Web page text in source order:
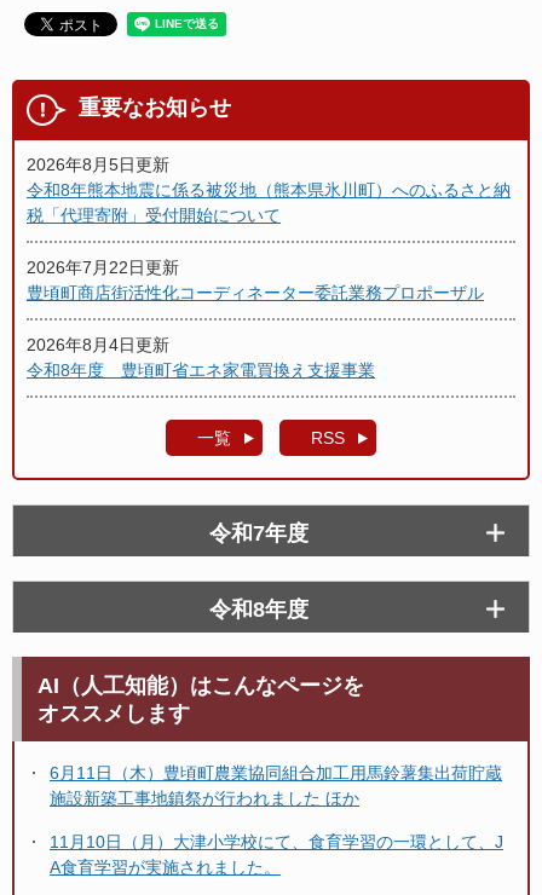
重要なお知らせ
2026年8月5日更新
令和8年熊本地震に係る被災地（熊本県氷川町）へのふるさと納
税「代理寄附」受付開始について
2026年7月22日更新
豊頃町商店街活性化コーディネーター委託業務プロポーザル
2026年8月4日更新
令和8年度 豊頃町省エネ家電買換え支援事業
一覧 RSS
令和7年度
令和8年度
AI（人工知能）はこんなページを
オススメします
6月11日（木）豊頃町農業協同組合加工用馬鈴薯集出荷貯蔵
施設新築工事地鎮祭が行われました ほか
11月10日（月）大津小学校にて、食育学習の一環として、J
A食育学習が実施されました。